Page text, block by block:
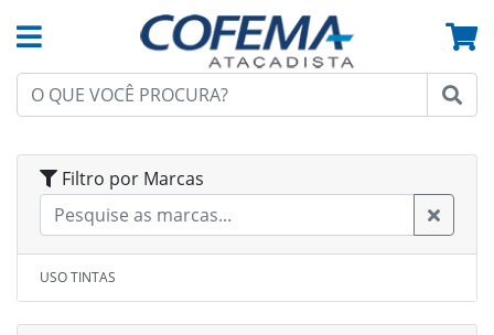
Filtro por Marcas
USO TINTAS